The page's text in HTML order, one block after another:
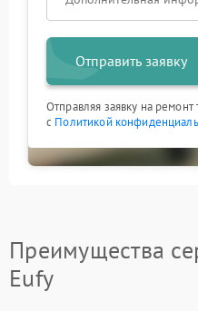
Отправить заявку
Отправляя заявку на
с Политикой
Преимущества
Eufy